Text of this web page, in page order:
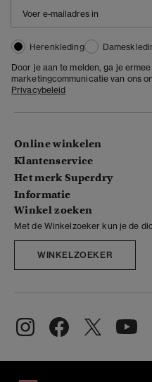
Herenkleding
Door je aan te melden, ga je
marketingcommunicatie van ons
Privacybeleid
Online winkelen
Klantenservice
Het merk Superdry
Informatie
Winkel zoeken
Met de Winkelzoeker kun je de
WINKELZOEKER